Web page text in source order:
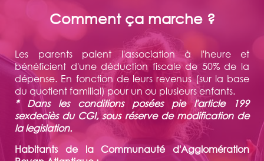
Comment ça marche ?
Les parents paient l'association à l'heure et
bénéficient d'une déduction fiscale de 50% de la
dépense. En fonction de leurs revenus (sur la base
du quotient familial) pour un ou plusieurs enfants.
* Dans les conditions posées pie l'article 199
sexdeciès du CGI, sous réserve de modification de
la legislation.
Habitants de la Communauté d'Agglomération